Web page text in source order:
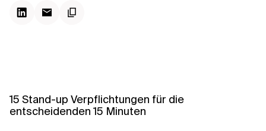
15 Stand-up Verpflichtungen für die
entscheidenden 15 Minuten